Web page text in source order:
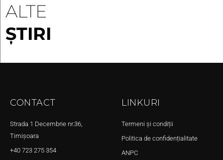
ALTE
ȘTIRI
CONTACT
Strada 1 Decembrie nr.36,
Timișoara
+40 723 275 354
LINKURI
Termeni și condiții
Politica de confidențialitate
ANPC